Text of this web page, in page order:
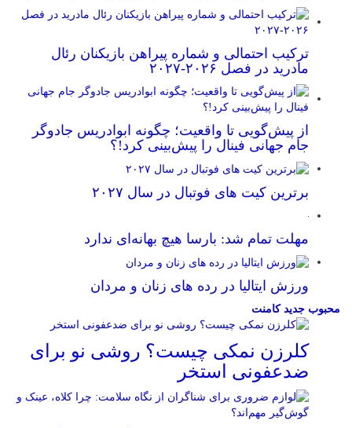
ترکیب احتمالی و شماره پیراهن بازیکنان رئال
مادرید در فصل ۲۰۲۶-۲۰۲۷
از پیش‌گویی تا واقعیت؛ چگونه ابوادریس جادوگر
جام جهانی فینال را پیش‌بینی کرد!؟
برترین کیت های فوتبال در سال ۲۰۲۷
مهلت تمام شد: بارسا هیچ بهانه‌‌ای ندارد
ورزش ایتالیا در رده های زنان و مردان
محبوب جدیدکامنت
کلرزن نمکی چیست؟ روشی نو برای
ضدعفونی استخر